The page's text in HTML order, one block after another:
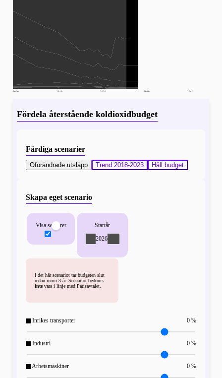
2000 2010 2020 2030 2040
Fördela återstående koldioxidbudget
Färdiga scenarier
Oförändrade utsläpp Trend 2018-2023 Håll budget
Skapa eget scenario
Inrikes transporter 0 %
Industri 0 %
Arbetsmaskiner 0 %
Visa sektorer Startår
2026
I det här scenariot tar budgeten slut
redan inom 3 år. Scenariot bedöms
intevara i linje med Parisavtalet.